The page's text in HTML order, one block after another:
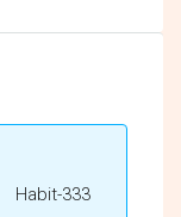
Habit-333